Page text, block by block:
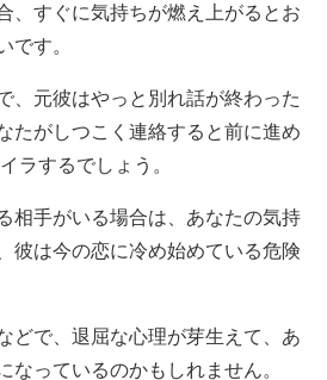
、すぐに気持ちが燃え上がるとお
です。
、元彼はやっと別れ話が終わった
たがしつこく連絡すると前に進め
ラするでしょう。
相手がいる場合は、あなたの気持
彼は今の恋に冷め始めている危険
どで、退屈な心理が芽生えて、あ
なっているのかもしれません。